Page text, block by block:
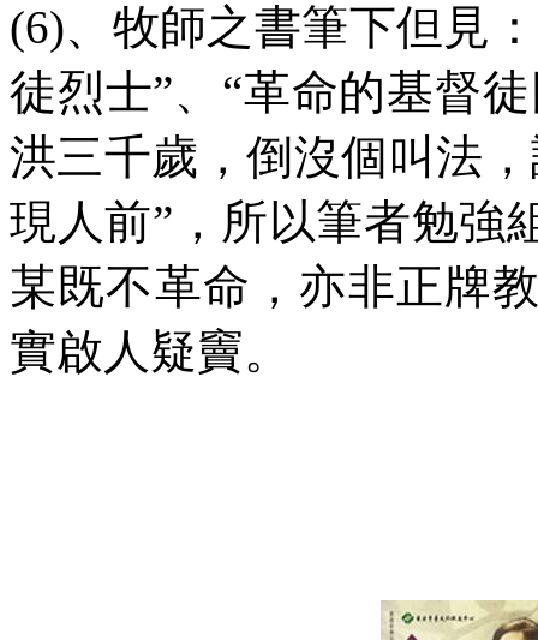
(6)、牧師之書筆下但見
徒烈士”、“革命的基督
洪三千歲，倒沒個叫法
現人前”，所以筆者勉強
某既不革命，亦非正牌
實啟人疑竇。